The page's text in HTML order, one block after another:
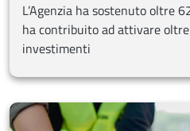
L’Agenzia ha sostenuto oltre
ha contribuito ad attivare
investimenti